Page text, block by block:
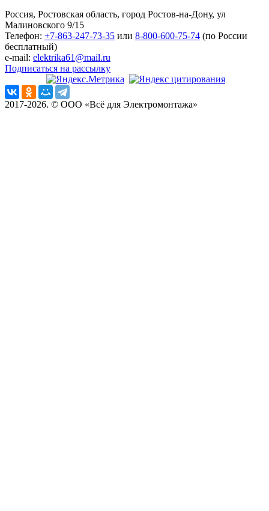
Россия, Ростовская область, город Ростов-на-Дону, ул
Малиновского 9/15
Телефон: +7-863-247-73-35 или 8-800-600-75-74 (по России
бесплатный)
e-mail: elektrika61@mail.ru
Подписаться на рассылку
2017-2026. © ООО «Всё для Электромонтажа»